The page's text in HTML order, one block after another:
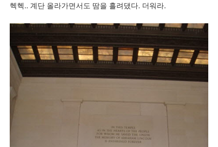
헥헥.. 계단 올라가면서도 땀을 흘려댔다. 더워라.